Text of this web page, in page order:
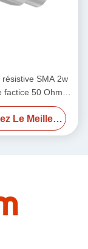
SMA 2w
factice 50 Ohm
50GHz
Obtenez Le Meilleur Prix